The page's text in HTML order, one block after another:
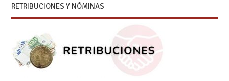
RETRIBUCIONES Y NÓMINAS